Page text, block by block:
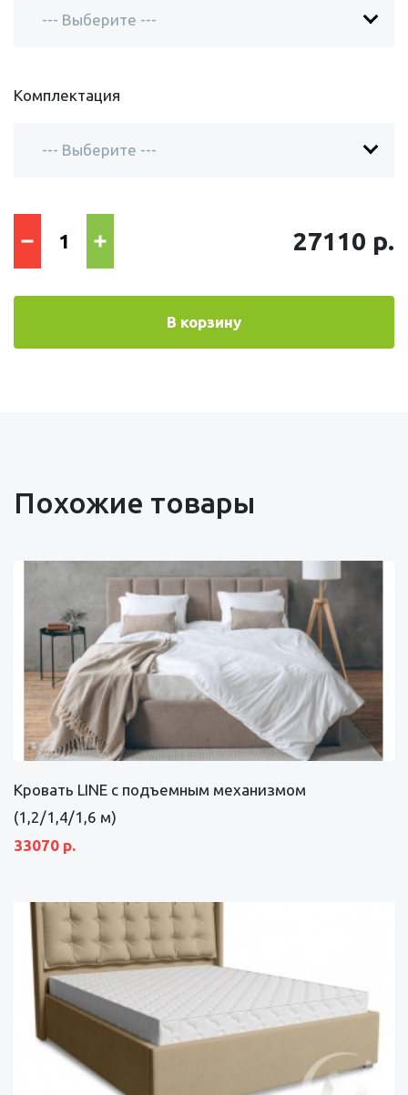
Комплектация
27110 р.
В корзину
Похожие товары
Кровать LINE с подъемным механизмом
(1,2/1,4/1,6 м)
33070 р.